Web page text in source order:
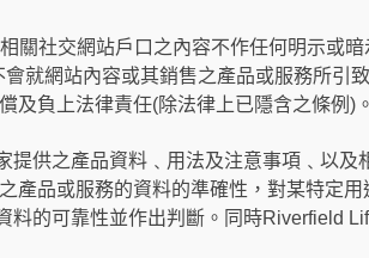
關社交網站戶口之內容不作任何明示或
就網站內容或其銷售之產品或服務所引
及負上法律責任(除法律上已隱含之條例)
提供之產品資料﹑用法及注意事項﹑以及
產品或服務的資料的準確性，對某特定
料的可靠性並作出判斷。同時Riverfield